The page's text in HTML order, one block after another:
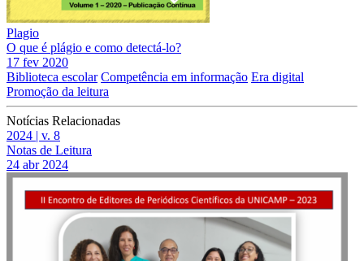
Plagio
O que é plágio e como detectá-lo?
17 fev 2020
Biblioteca escolar Competência em informação Era digital
Promoção da leitura
Notícias Relacionadas
2024 | v. 8
Notas de Leitura
24 abr 2024